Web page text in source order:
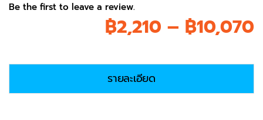
Be the first to leave a review.
฿2,210 – ฿10,070
รายละเอียด